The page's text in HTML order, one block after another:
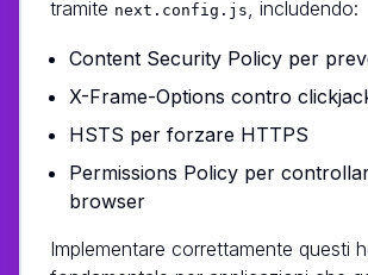
tramite next.config.js , includendo:
Content Security Policy per
X-Frame-Options contro
HSTS per forzare HTTPS
Permissions Policy per
browser
Implementare correttamente questi